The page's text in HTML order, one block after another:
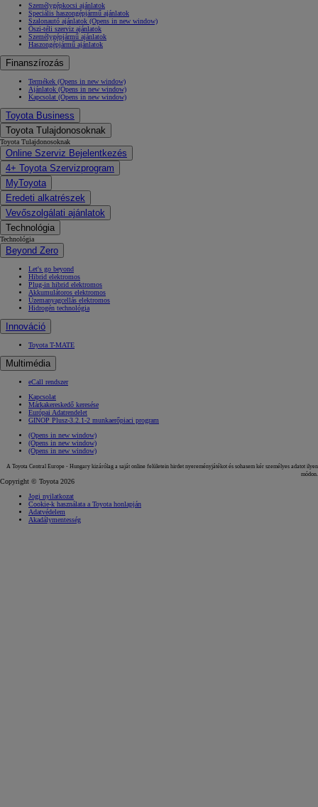
Személygépkocsi ajánlatok
Speciális haszongépjármű ajánlatok
Szalonautó ajánlatok (Opens in new window)
Őszi-téli szerviz ajánlatok
Személygépjármű ajánlatok
Haszongépjármű ajánlatok
Finanszírozás
Termékek (Opens in new window)
Ajánlatok (Opens in new window)
Kapcsolat (Opens in new window)
Toyota Business
Toyota Tulajdonosoknak
Toyota Tulajdonosoknak
Online Szerviz Bejelentkezés
4+ Toyota Szervizprogram
MyToyota
Eredeti alkatrészek
Vevőszolgálati ajánlatok
Technológia
Technológia
Beyond Zero
Let's go beyond
Hibrid elektromos
Plug-in hibrid elektromos
Akkumulátoros elektromos
Üzemanyagcellás elektromos
Hidrogén technológia
Innováció
Toyota T-MATE
Multimédia
eCall rendszer
Kapcsolat
Márkakereskedő keresése
Európai Adatrendelet
GINOP Plusz-3.2.1-2 munkaerőpiaci program
(Opens in new window)
(Opens in new window)
(Opens in new window)
A Toyota Central Europe - Hungary kizárólag a saját online felületein hirdet nyereményjátékot és sohasem kér személyes adatot ilyen
módon.
Copyright © Toyota 2026
Jogi nyilatkozat
Cookie-k használata a Toyota honlapján
Adatvédelem
Akadálymentesség